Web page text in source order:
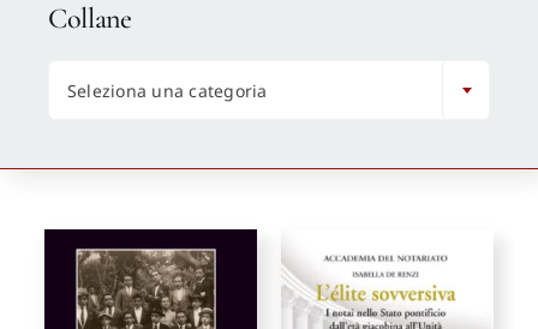
Distribuzione Wolrdwide
CONSIP / MEPA / ANVUR / CINECA
Autori
Collane
Seleziona una categoria